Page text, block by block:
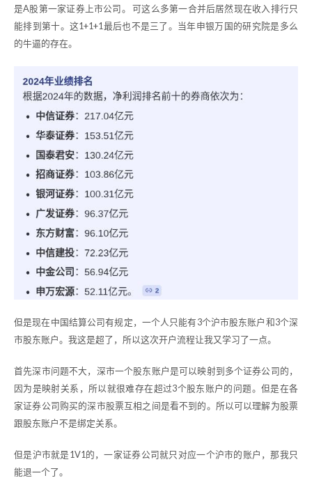
是A股第一家证券上市公司。 可这么多第一合并后居然现在收入排行只
能排到第十。这1+1+1最后也不是三了。当年申银万国的研究院是多么
的牛逼的存在。
但是现在中国结算公司有规定，一个人只能有3个沪市股东账户和3个深
市股东账户。我这是超了，所以这次开户流程让我又学习了一点。
首先深市问题不大，深市一个股东账户是可以映射到多个证券公司的，
因为是映射关系，所以就很难存在超过3个股东账户的问题。但是在各
家证券公司购买的深市股票互相之间是看不到的。所以可以理解为股票
跟股东账户不是绑定关系。
但是沪市就是1V1的，一家证券公司就只对应一个沪市的账户，那我只
能退一个了。